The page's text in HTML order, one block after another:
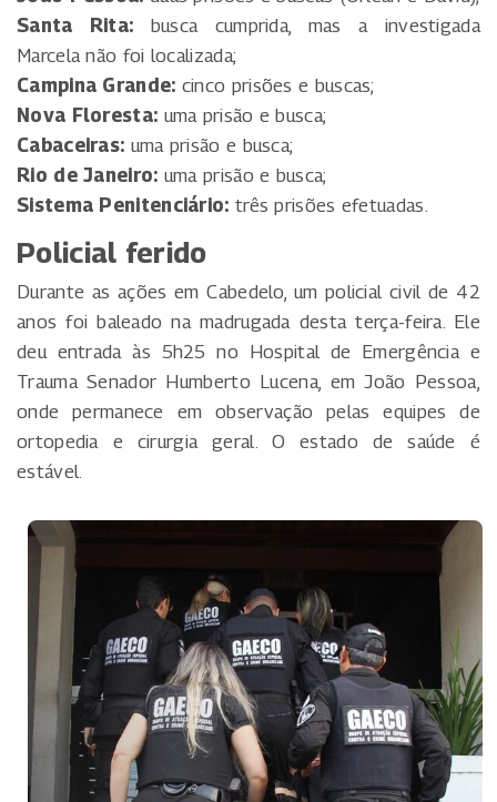
Santa Rita: busca cumprida, mas a investigada
Marcela não foi localizada;
Campina Grande: cinco prisões e buscas;
Nova Floresta: uma prisão e busca;
Cabaceiras: uma prisão e busca;
Rio de Janeiro: uma prisão e busca;
Sistema Penitenciário: três prisões efetuadas.
Policial ferido
Durante as ações em Cabedelo, um policial civil de 42
anos foi baleado na madrugada desta terça-feira. Ele
deu entrada às 5h25 no Hospital de Emergência e
Trauma Senador Humberto Lucena, em João Pessoa,
onde permanece em observação pelas equipes de
ortopedia e cirurgia geral. O estado de saúde é
estável.